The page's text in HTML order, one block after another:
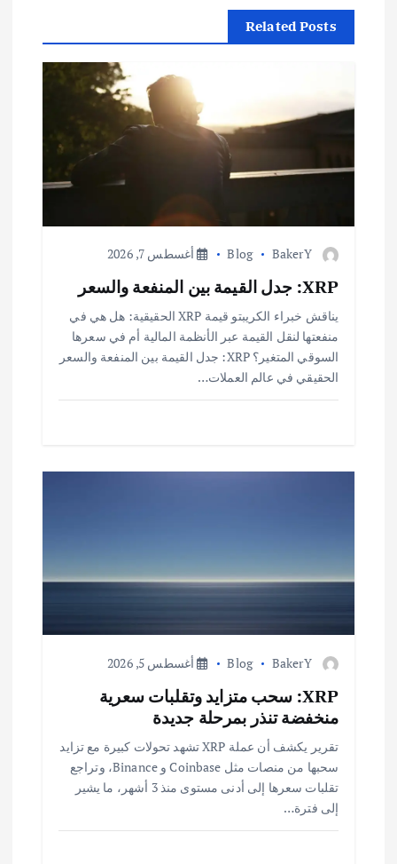
ق
ت
Related Posts
BakerY
Blog أغسطس 7, 2026
XRP: جدل القيمة بين المنفعة والسعر
يناقش خبراء الكريبتو قيمة XRP الحقيقية: هل هي في
منفعتها لنقل القيمة عبر الأنظمة المالية أم في سعرها
السوقي المتغير؟ XRP: جدل القيمة بين المنفعة والسعر
الحقيقي في عالم العملات…
BakerY
Blog أغسطس 5, 2026
XRP: سحب متزايد وتقلبات سعرية
منخفضة تنذر بمرحلة جديدة
تقرير يكشف أن عملة XRP تشهد تحولات كبيرة مع تزايد
سحبها من منصات مثل Coinbase و Binance، وتراجع
تقلبات سعرها إلى أدنى مستوى منذ 3 أشهر، ما يشير
إلى فترة…